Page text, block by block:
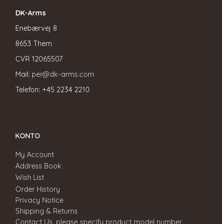
DK-Arms
Enebærvej 8
8653 Them
CVR 12065507
Mail: per@dk-arms.com
Telefon: +45 2234 2210
KONTO
My Account
Address Book
Wish List
Order History
Privacy Notice
Shipping & Returns
Contact Us, please specify product model number